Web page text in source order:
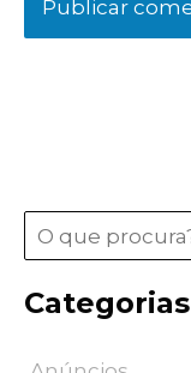
Pesquisar
Categorias